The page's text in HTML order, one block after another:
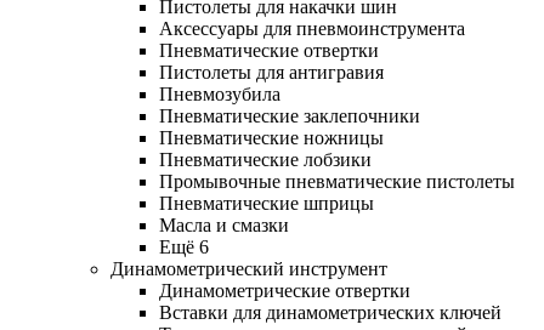
Пистолеты для накачки шин
Аксессуары для пневмоинструмента
Пневматические отвертки
Пистолеты для антигравия
Пневмозубила
Пневматические заклепочники
Пневматические ножницы
Пневматические лобзики
Промывочные пневматические пистолеты
Пневматические шприцы
Масла и смазки
Ещё 6
Динамометрический инструмент
Динамометрические отвертки
Вставки для динамометрических ключей